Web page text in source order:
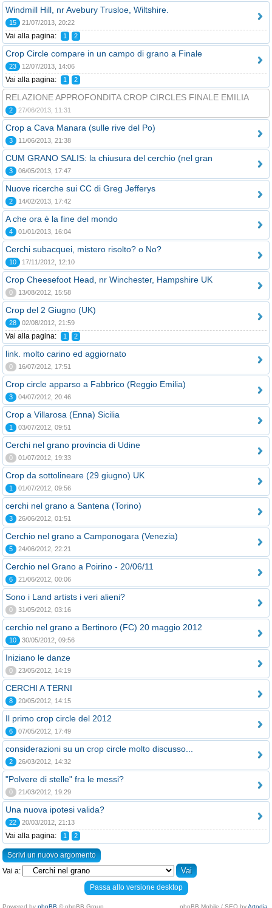
Windmill Hill, nr Avebury Trusloe, Wiltshire.
15 21/07/2013, 20:22
Vai alla pagina: 1 2
Crop Circle compare in un campo di grano a Finale
23 12/07/2013, 14:06
Vai alla pagina: 1 2
RELAZIONE APPROFONDITA CROP CIRCLES FINALE EMILIA
2 27/06/2013, 11:31
Crop a Cava Manara (sulle rive del Po)
3 11/06/2013, 21:38
CUM GRANO SALIS: la chiusura del cerchio (nel gran
3 06/05/2013, 17:47
Nuove ricerche sui CC di Greg Jefferys
2 14/02/2013, 17:42
A che ora è la fine del mondo
4 01/01/2013, 16:04
Cerchi subacquei, mistero risolto? o No?
10 17/11/2012, 12:10
Crop Cheesefoot Head, nr Winchester, Hampshire UK
0 13/08/2012, 15:58
Crop del 2 Giugno (UK)
28 02/08/2012, 21:59
Vai alla pagina: 1 2
link. molto carino ed aggiornato
0 16/07/2012, 17:51
Crop circle apparso a Fabbrico (Reggio Emilia)
3 04/07/2012, 20:46
Crop a Villarosa (Enna) Sicilia
1 03/07/2012, 09:51
Cerchi nel grano provincia di Udine
0 01/07/2012, 19:33
Crop da sottolineare (29 giugno) UK
1 01/07/2012, 09:56
cerchi nel grano a Santena (Torino)
3 26/06/2012, 01:51
Cerchio nel grano a Camponogara (Venezia)
5 24/06/2012, 22:21
Cerchio nel Grano a Poirino - 20/06/11
6 21/06/2012, 00:06
Sono i Land artists i veri alieni?
0 31/05/2012, 03:16
cerchio nel grano a Bertinoro (FC) 20 maggio 2012
10 30/05/2012, 09:56
Iniziano le danze
0 23/05/2012, 14:19
CERCHI A TERNI
8 20/05/2012, 14:15
Il primo crop circle del 2012
6 07/05/2012, 17:49
considerazioni su un crop circle molto discusso...
2 26/03/2012, 14:32
"Polvere di stelle" fra le messi?
0 21/03/2012, 19:29
Una nuova ipotesi valida?
22 20/03/2012, 21:13
Vai alla pagina: 1 2
Scrivi un nuovo argomento
Vai a:
Passa allo versione desktop
Powered by phpBB © phpBB Group. phpBB Mobile / SEO byArtodia